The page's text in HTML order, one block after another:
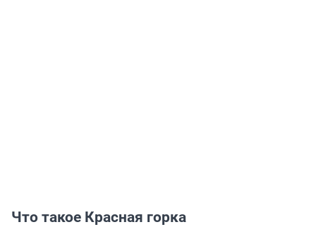
Что такое Красная горка